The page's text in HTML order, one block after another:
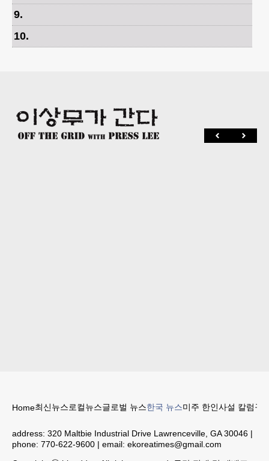
9.
10.
Home최신뉴스로컬뉴스글로벌 뉴스한국 뉴스미주 한인사설 칼럼구
address: 320 Maltbie Industrial Drive Lawrenceville, GA 30046 |
phone: 770-622-9600 | email: ekoreatimes@gmail.com